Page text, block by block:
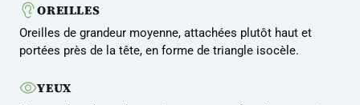
OREILLES
Oreilles de grandeur moyenne, attachées plutôt haut et
portées près de la tête, en forme de triangle isocèle.
YEUX